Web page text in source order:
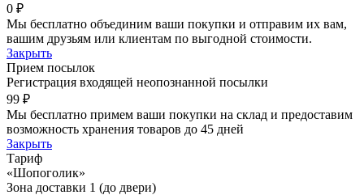
0 ₽
Мы бесплатно объединим ваши покупки и отправим их вам,
вашим друзьям или клиентам по выгодной стоимости.
Закрыть
Прием посылок
Регистрация входящей неопознанной посылки
99 ₽
Мы бесплатно примем ваши покупки на склад и предоставим
возможность хранения товаров до 45 дней
Закрыть
Тариф
«Шопоголик»
Зона доставки 1 (до двери)